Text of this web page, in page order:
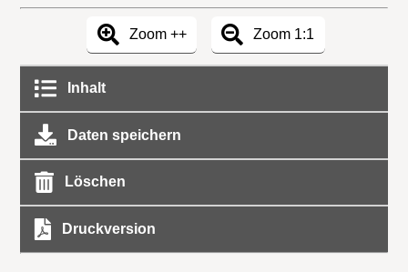
Zoom ++ Zoom 1:1
Inhalt
Daten speichern
Löschen
Druckversion